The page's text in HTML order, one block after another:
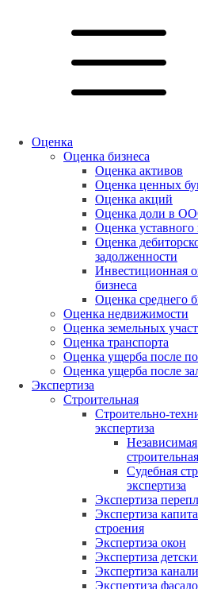
Оценка
Оценка бизнеса
Оценка активов
Оценка ценных
Оценка акций
Оценка доли в
Оценка уставного
Оценка
задолженности
Инвестиционная
бизнеса
Оценка среднего
Оценка недвижимости
Оценка земельных
Оценка транспорта
Оценка ущерба после
Оценка ущерба после
Экспертиза
Строительная
Строительно-
экспертиза
Независимая
Судебная
экспертиза
Экспертиза
Экспертиза
строения
Экспертиза окон
Экспертиза
Экспертиза
Экспертиза